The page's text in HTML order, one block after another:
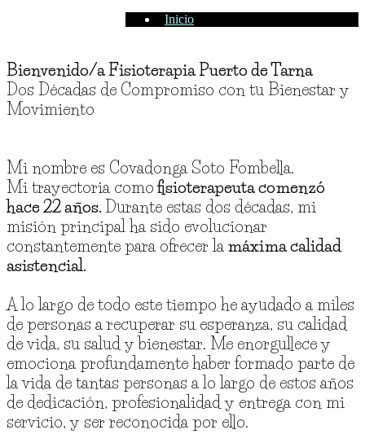
Inicio
Bienvenido/a Fisioterapia Puerto de Tarna
Dos Décadas de Compromiso con tu Bienestar y
Movimiento
Mi nombre es Covadonga Soto Fombella.
Mi trayectoria como fisioterapeuta comenzó
hace 22 años. Durante estas dos décadas, mi
misión principal ha sido evolucionar
constantemente para ofrecer la máxima calidad
asistencial.
A lo largo de todo este tiempo he ayudado a miles
de personas a recuperar su esperanza, su calidad
de vida, su salud y bienestar. Me enorgullece y
emociona profundamente haber formado parte de
la vida de tantas personas a lo largo de estos años
de dedicación, profesionalidad y entrega con mi
servicio, y ser reconocida por ello.